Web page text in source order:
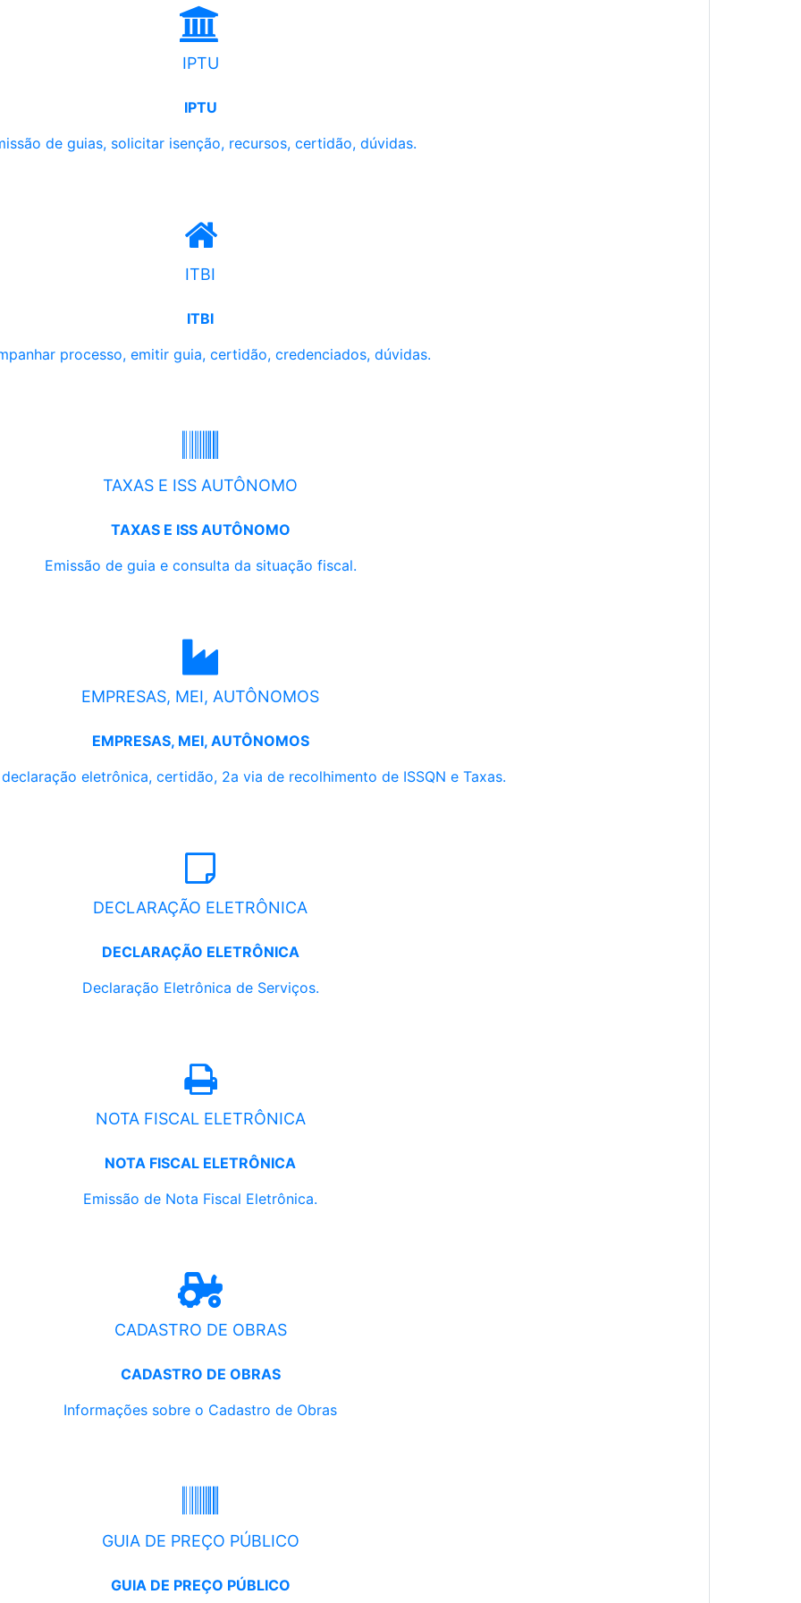
IPTU
IPTU
de guias, solicitar isenção, recursos, certidão, dúvidas.
ITBI
ITBI
processo, emitir guia, certidão, credenciados, dúvidas.
TAXAS E ISS AUTÔNOMO
TAXAS E ISS AUTÔNOMO
Emissão de guia e consulta da situação fiscal.
EMPRESAS, MEI, AUTÔNOMOS
EMPRESAS, MEI, AUTÔNOMOS
eletrônica, certidão, 2a via de recolhimento de ISSQN e Taxas.
DECLARAÇÃO ELETRÔNICA
DECLARAÇÃO ELETRÔNICA
Declaração Eletrônica de Serviços.
NOTA FISCAL ELETRÔNICA
NOTA FISCAL ELETRÔNICA
Emissão de Nota Fiscal Eletrônica.
CADASTRO DE OBRAS
CADASTRO DE OBRAS
Informações sobre o Cadastro de Obras
GUIA DE PREÇO PÚBLICO
GUIA DE PREÇO PÚBLICO